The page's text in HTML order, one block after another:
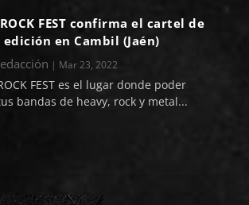
ROCK FEST confirma el cartel de
en Cambil (Jaén)
| Mar 23, 2022
FEST es el lugar donde poder
bandas de heavy, rock y metal...